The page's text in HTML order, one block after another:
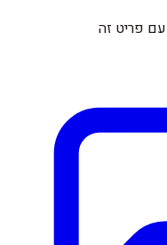
פריט זה